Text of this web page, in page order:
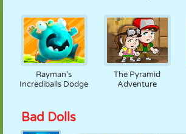
Rayman's
Incrediballs Dodge
The Pyramid
Adventure
Bad Dolls